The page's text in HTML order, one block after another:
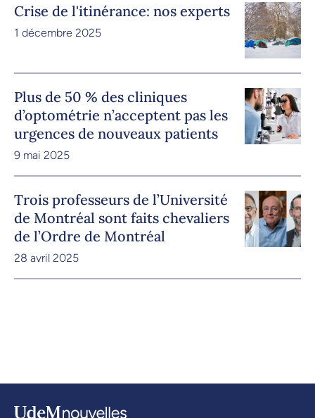
Crise de l'itinérance: nos experts
1 décembre 2025
Plus de 50 % des cliniques
d’optométrie n’acceptent pas les
urgences de nouveaux patients
9 mai 2025
Trois professeurs de l’Université
de Montréal sont faits chevaliers
de l’Ordre de Montréal
28 avril 2025